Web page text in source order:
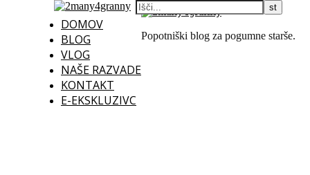
DOMOV
BLOG
VLOG
NAŠE RAZVADE
KONTAKT
E-EKSKLUZIVC
Popotniški blog za pogumne starše.